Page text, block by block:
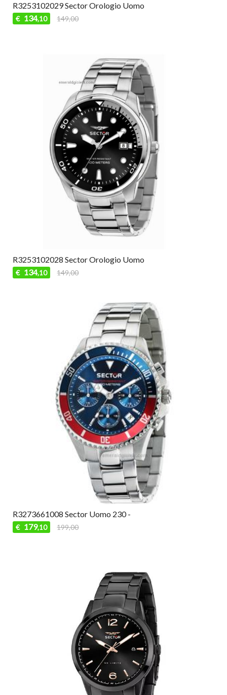
R3253102029 Sector Orologio Uomo
€ 134,10 149,00
R3253102028 Sector Orologio Uomo
€ 134,10 149,00
R3273661008 Sector Uomo 230 -
€ 179,10 199,00